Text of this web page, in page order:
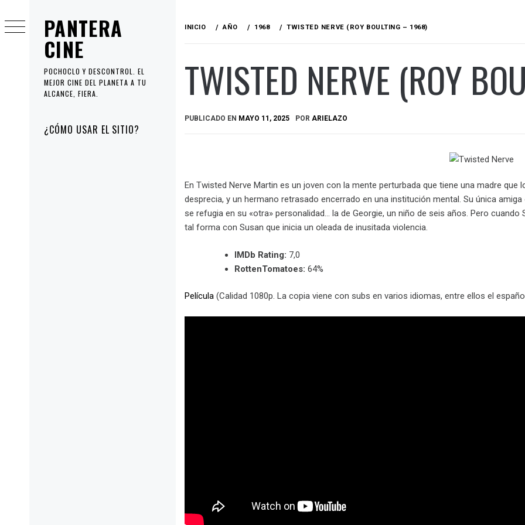
PANTERA
CINE
POCHOCLO Y DESCONTROL. EL
MEJOR CINE DEL PLANETA A TU
ALCANCE, FIERA.
principal
¿CÓMO USAR EL SITIO?
al
contenido
INICIO AÑO 1968 TWISTED NERVE (ROY BOULTING – 1968)
TWISTED NERVE (ROY
PUBLICADO EN MAYO 11, 2025 POR ARIELAZO
En Twisted Nerve Martin es un joven con la mente perturbada que tiene una madre
desprecia, y un hermano retrasado encerrado en una institución mental. Su única
se refugia en su «otra» personalidad… la de Georgie, un niño de seis años. Pero
tal forma con Susan que inicia un oleada de inusitada violencia.
IMDb Rating: 7,0
RottenTomatoes: 64%
Película (Calidad 1080p. La copia viene con subs en varios idiomas, entre ellos el